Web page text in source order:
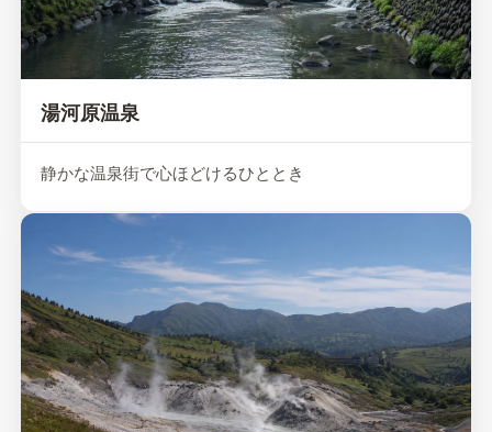
湯河原温泉
静かな温泉街で心ほどけるひととき